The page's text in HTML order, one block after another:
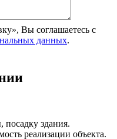
Вы соглашаетесь с
данных.
здания.
реализации объекта.